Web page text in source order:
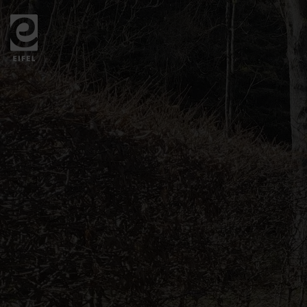
Zurück
zur
Startseite